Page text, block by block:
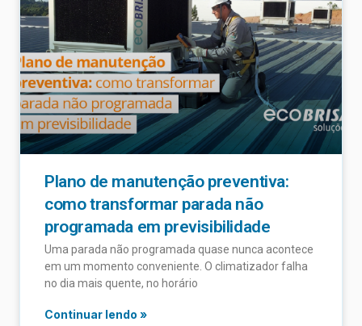
Plano de manutenção preventiva:
como transformar parada não
programada em previsibilidade
Uma parada não programada quase nunca acontece
em um momento conveniente. O climatizador falha
no dia mais quente, no horário
Continuar lendo »